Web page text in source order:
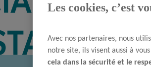
Les cookies, c’est
Avec nos partenaires, nous
notre site, ils visent aussi à
cela dans la sécurité et le